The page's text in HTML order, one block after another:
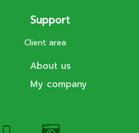
Support
Client area
About us
My company